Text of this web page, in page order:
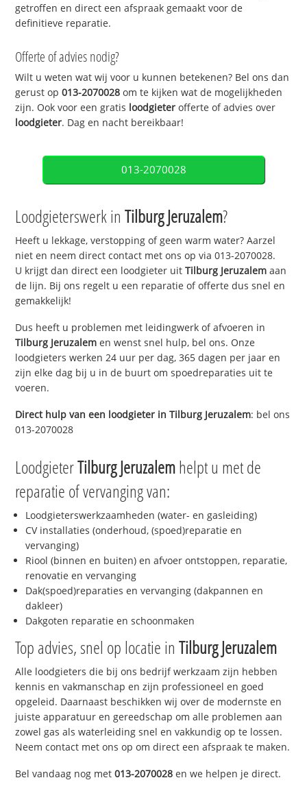
getroffen en direct een afspraak gemaakt voor de
definitieve reparatie.
Offerte of advies nodig?
Wilt u weten wat wij voor u kunnen betekenen? Bel ons dan
gerust op013-2070028 om te kijken wat de mogelijkheden
zijn. Ook voor een gratis loodgieter offerte of advies over
loodgieter. Dag en nacht bereikbaar!
013-2070028
Loodgieterswerk inTilburg Jeruzalem?
Heeft u lekkage, verstopping of geen warm water? Aarzel
niet en neem direct contact met ons op via 013-2070028.
U krijgt dan direct een loodgieter uitTilburg Jeruzalem aan
de lijn. Bij ons regelt u een reparatie of offerte dus snel en
gemakkelijk!
Dus heeft u problemen met leidingwerk of afvoeren in
Tilburg Jeruzalem en wenst snel hulp, bel ons. Onze
loodgieters werken 24 uur per dag, 365 dagen per jaar en
zijn elke dag bij u in de buurt om spoedreparaties uit te
voeren.
Direct hulp van een loodgieter inTilburg Jeruzalem: bel ons
013-2070028
LoodgieterTilburg Jeruzalemhelpt u met de
reparatie of vervanging van:
Loodgieterswerkzaamheden (water- en gasleiding)
CV installaties (onderhoud, (spoed)reparatie en
vervanging)
Riool (binnen en buiten) en afvoer ontstoppen, reparatie,
renovatie en vervanging
Dak(spoed)reparaties en vervanging (dakpannen en
dakleer)
Dakgoten reparatie en schoonmaken
Top advies, snel op locatie inTilburg Jeruzalem
Alle loodgieters die bij ons bedrijf werkzaam zijn hebben
kennis en vakmanschap en zijn professioneel en goed
opgeleid. Daarnaast beschikken wij over de modernste en
juiste apparatuur en gereedschap om alle problemen aan
zowel gas als waterleiding snel en vakkundig op te lossen.
Neem contact met ons op om direct een afspraak te maken.
Bel vandaag nog met013-2070028 en we helpen je direct.